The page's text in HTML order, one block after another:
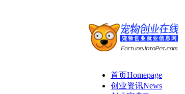
首页Homepage
创业资讯News